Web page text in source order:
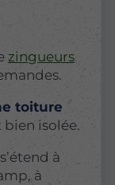
zingueurs
toiture
bien isolée.
à
à